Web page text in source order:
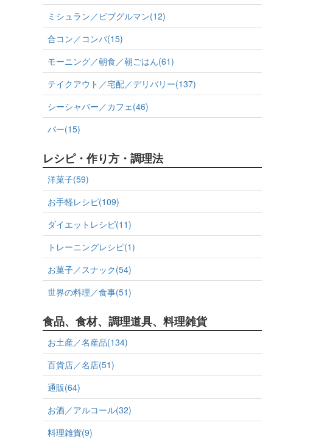
ミシュラン／ビブグルマン(12)
合コン／コンパ(15)
モーニング／朝食／朝ごはん(61)
テイクアウト／宅配／デリバリー(137)
シーシャバー／カフェ(46)
バー(15)
レシピ・作り方・調理法
洋菓子(59)
お手軽レシピ(109)
ダイエットレシピ(11)
トレーニングレシピ(1)
お菓子／スナック(54)
世界の料理／食事(51)
食品、食材、調理道具、料理雑貨
お土産／名産品(134)
百貨店／名店(51)
通販(64)
お酒／アルコール(32)
料理雑貨(9)